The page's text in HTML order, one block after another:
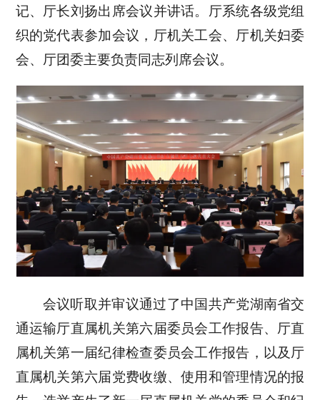
记、厅长刘扬出席会议并讲话。厅系统各级党组
织的党代表参加会议，厅机关工会、厅机关妇委
会、厅团委主要负责同志列席会议。
会议听取并审议通过了中国共产党湖南省交
通运输厅直属机关第六届委员会工作报告、厅直
属机关第一届纪律检查委员会工作报告，以及厅
直属机关第六届党费收缴、使用和管理情况的报